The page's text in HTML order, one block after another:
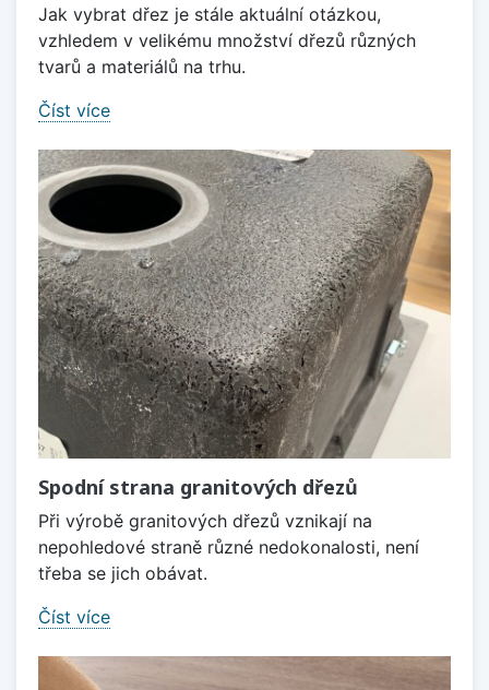
Jak vybrat dřez je stále aktuální otázkou,
vzhledem v velikému množství dřezů různých
tvarů a materiálů na trhu.
Číst více
Spodní strana granitových dřezů
Při výrobě granitových dřezů vznikají na
nepohledové straně různé nedokonalosti, není
třeba se jich obávat.
Číst více